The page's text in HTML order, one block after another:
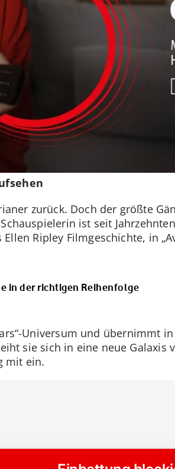
zurück. Doch der größte
ist seit
Ellen Ripley Filmgeschichte, in
in der richtigen Reihenfolge
Universum und übernimmt
sie sich in eine neue
mit ein.